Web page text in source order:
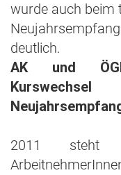
wurde auch beim
deutlich.
AK und
2011 steht